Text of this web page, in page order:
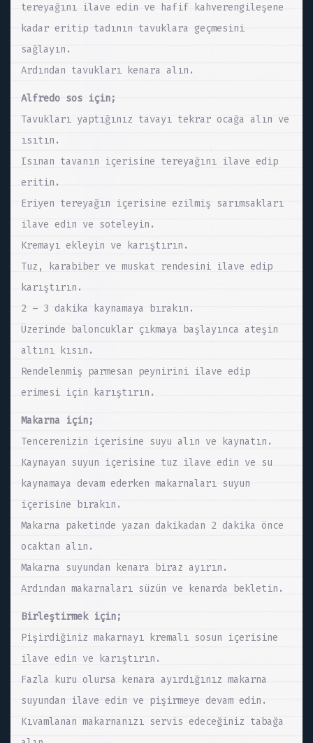
tereyağını ilave edin ve hafif kahverengileşene
kadar eritip tadının tavuklara geçmesini
sağlayın.
Ardından tavukları kenara alın.
Alfredo sos için;
Tavukları yaptığınız tavayı tekrar ocağa alın ve
ısıtın.
Isınan tavanın içerisine tereyağını ilave edip
eritin.
Eriyen tereyağın içerisine ezilmiş sarımsakları
ilave edin ve soteleyin.
Kremayı ekleyin ve karıştırın.
Tuz, karabiber ve muskat rendesini ilave edip
karıştırın.
2 – 3 dakika kaynamaya bırakın.
Üzerinde baloncuklar çıkmaya başlayınca ateşin
altını kısın.
Rendelenmiş parmesan peynirini ilave edip
erimesi için karıştırın.
Makarna için;
Tencerenizin içerisine suyu alın ve kaynatın.
Kaynayan suyun içerisine tuz ilave edin ve su
kaynamaya devam ederken makarnaları suyun
içerisine bırakın.
Makarna paketinde yazan dakikadan 2 dakika önce
ocaktan alın.
Makarna suyundan kenara biraz ayırın.
Ardından makarnaları süzün ve kenarda bekletin.
Birleştirmek için;
Pişirdiğiniz makarnayı kremalı sosun içerisine
ilave edin ve karıştırın.
Fazla kuru olursa kenara ayırdığınız makarna
suyundan ilave edin ve pişirmeye devam edin.
Kıvamlanan makarnanızı servis edeceğiniz tabağa